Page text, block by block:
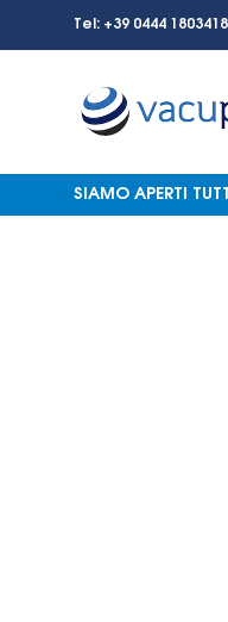
Tel: +39 0444
SIAMO APERTI